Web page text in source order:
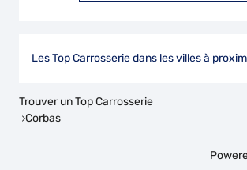
Les Top Carrosserie dans les villes à
Trouver un Top Carrosserie
Corbas